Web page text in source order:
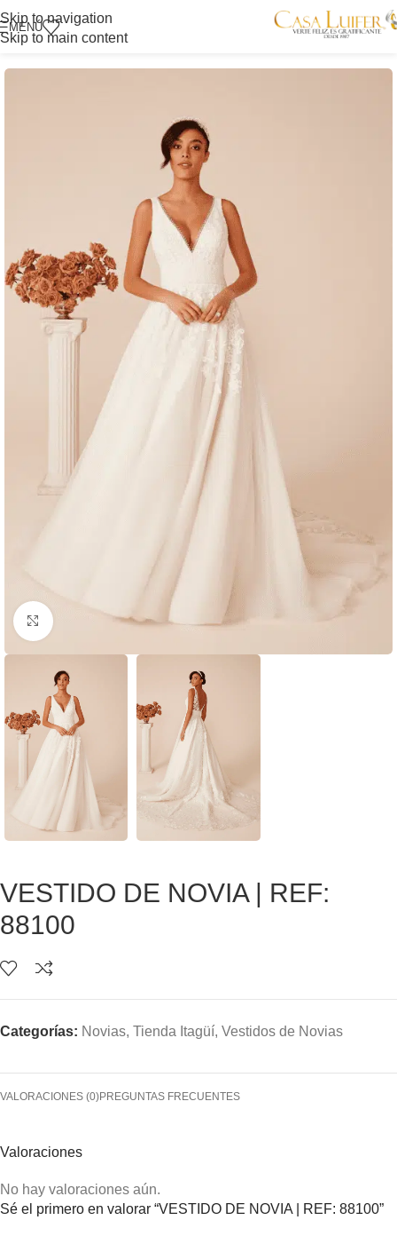
Skip to navigation
Skip to main content
MENÚ
Inicio/ Tienda Itagüí/
Clic para ampliar
VESTIDO DE NOVIA | REF:
88100
Categorías: Novias, Tienda Itagüí, Vestidos de Novias
VALORACIONES (0)PREGUNTAS FRECUENTES
Valoraciones
No hay valoraciones aún.
Sé el primero en valorar “VESTIDO DE NOVIA | REF: 88100”